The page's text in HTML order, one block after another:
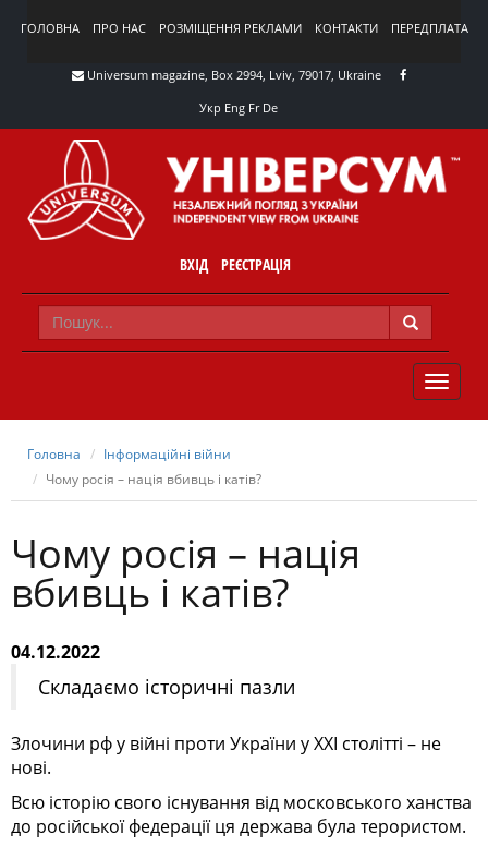
ГОЛОВНА ПРО НАС РОЗМІЩЕННЯ РЕКЛАМИ КОНТАКТИ ПЕРЕДПЛАТА
Universum magazine, Box 2994, Lviv, 79017, Ukraine
Укр Eng Fr De
ВХІД РЕЄСТРАЦІЯ
TOGGLE
Головна
Інформаційні війни
Чому росія – нація вбивць і катів?
Чому росія – нація
вбивць і катів?
04.12.2022
Складаємо історичні пазли
Злочини рф у війні проти України у ХХІ столітті – не
нові.
Всю історію свого існування від московського ханства
до російської федерації ця держава була терористом.